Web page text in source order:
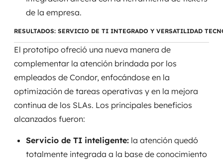
de la empresa.
RESULTADOS: SERVICIO DE TI INTEGRADO Y VERSATILIDAD
El prototipo ofreció una nueva manera de
complementar la atención brindada por los
empleados de Condor, enfocándose en la
optimización de tareas operativas y en la mejora
continua de los SLAs. Los principales beneficios
alcanzados fueron:
Servicio de TI inteligente: la atención quedó
totalmente integrada a la base de conocimiento